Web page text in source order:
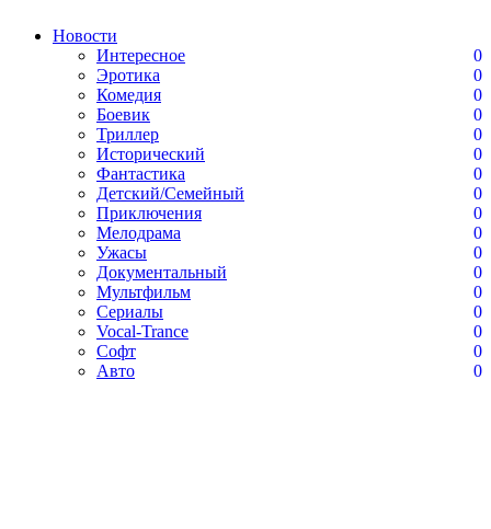
Новости
Интересное
0
Эротика
0
Комедия
0
Боевик
0
Триллер
0
Исторический
0
Фантастика
0
Детский/Семейный
0
Приключения
0
Мелодрама
0
Ужасы
0
Документальный
0
Мультфильм
0
Сериалы
0
Vocal-Trance
0
Софт
0
Авто
0